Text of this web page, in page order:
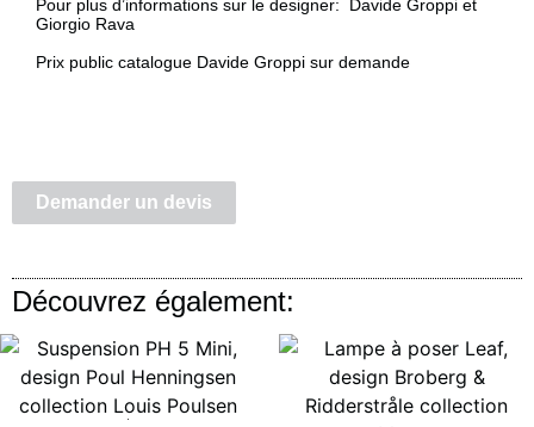
Pour plus d’informations sur le designer: Davide Groppi et
Giorgio Rava
Prix public catalogue Davide Groppi sur demande
Demander un devis
Découvrez également: